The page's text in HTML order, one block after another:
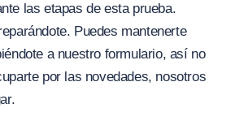
las etapas de esta prueba.
Puedes mantenerte
a nuestro formulario, así no
por las novedades, nosotros